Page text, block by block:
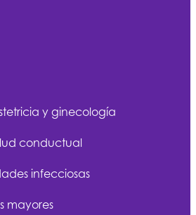
y ginecología
conductual
infecciosas
mayores